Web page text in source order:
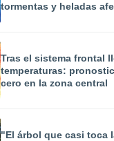
tormentas y heladas
Tras el sistema frontal
temperaturas:
cero en la zona central
"El árbol que casi toca